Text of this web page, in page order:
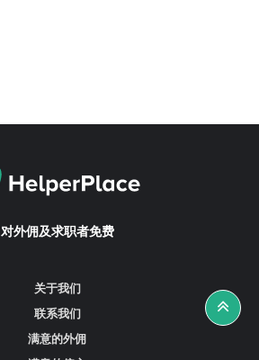
对外佣及求职者免费
关于我们
联系我们
满意的外佣